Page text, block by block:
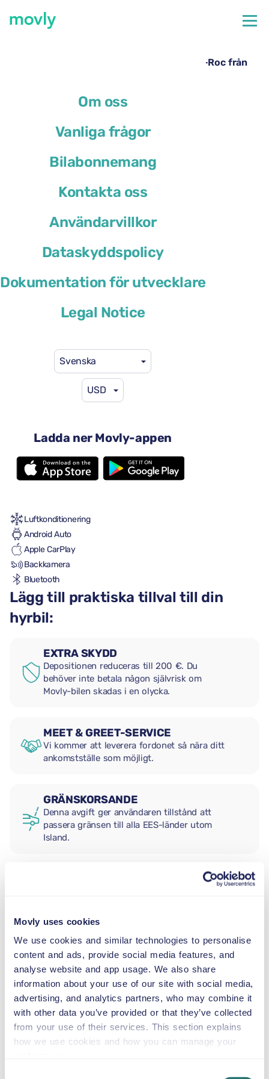
Movly uses cookies
We use cookies and similar technologies to personalise
content and ads, provide social media features, and
analyse website and app usage. We also share
information about your use of our site with social media,
advertising, and analytics partners, who may combine it
with other data you’ve provided or that they’ve collected
from your use of their services. This section explains
how we use cookies and how you can manage your
Om oss
Vanliga frågor
Bilabonnemang
Kontakta oss
Användarvillkor
Dataskyddspolicy
Dokumentation för utvecklare
Legal Notice
Svenska
USD
Ladda ner Movly-appen
Hyrbil på Neapels flygplats – Volkswagen T-Roc från
Volkswagen T-Roc
Automatisk växellåda
5 säten
2 stora resväskor
Luftkonditionering
Android Auto
Apple CarPlay
Backkamera
Bluetooth
Lägg till praktiska tillval till din
hyrbil:
EXTRA SKYDD
Depositionen reduceras till 200 €. Du
behöver inte betala någon självrisk om
Movly-bilen skadas i en olycka.
MEET & GREET-SERVICE
Vi kommer att leverera fordonet så nära ditt
ankomstställe som möjligt.
GRÄNSKORSANDE
Denna avgift ger användaren tillstånd att
passera gränsen till alla EES-länder utom
Island.
2,5–13 kg
SMÅBARNSTOL
9–18 kg
BÄLTESSTOL